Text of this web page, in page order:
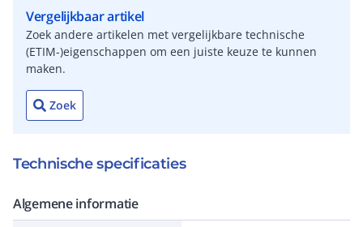
Vergelijkbaar artikel
Zoek andere artikelen met vergelijkbare technische
(ETIM-)eigenschappen om een juiste keuze te kunnen
maken.
Zoek
Technische specificaties
Algemene informatie